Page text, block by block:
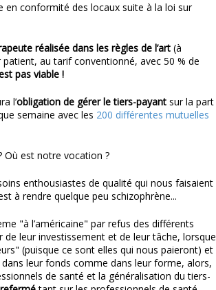
en conformité des locaux suite à la loi sur
réalisée dans les règles de l’art (à
au tarif conventionné, avec 50 % de
pas viable !
l’obligation de gérer le tiers-payant sur la part
semaine avec les 200 différentes mutuelles
Où est notre vocation ?
enthousiastes de qualité qui nous faisaient
à rendre quelque peu schizophrène...
"à l’américaine" par refus des différents
leur investissement et de leur tâche, lorsque
(puisque ce sont elles qui nous paieront) et
leur fonds comme dans leur forme, alors,
de santé et la généralisation du tiers-